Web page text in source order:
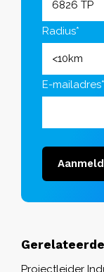
Radius*
E-mailadres*
Projectleider